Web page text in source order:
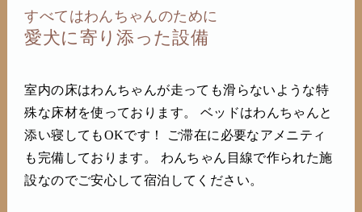
すべてはわんちゃんのために
愛犬に寄り添った設備
室内の床はわんちゃんが走っても滑らないような特
殊な床材を使っております。 ベッドはわんちゃんと
添い寝してもOKです！ ご滞在に必要なアメニティ
も完備しております。 わんちゃん目線で作られた施
設なのでご安心して宿泊してください。